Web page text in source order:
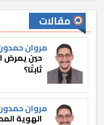
مقالات
مروان
حين يمرض
ثابتًا؟
مروان
الهوية